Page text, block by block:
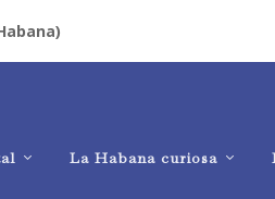
La Habana curiosa